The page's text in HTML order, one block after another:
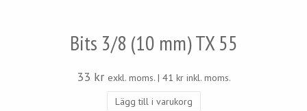
Bits 3/8 (10 mm) TX 55
33 kr exkl. moms. | 41 krinkl. moms.
Lägg till i varukorg